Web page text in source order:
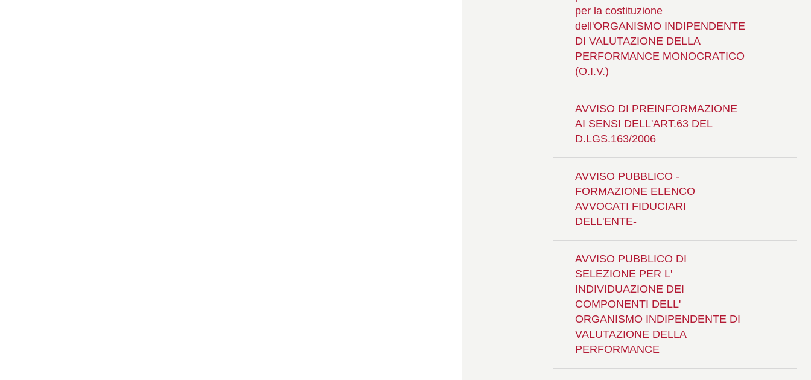
per la costituzione
dell'ORGANISMO INDIPENDENTE
DI VALUTAZIONE DELLA
PERFORMANCE MONOCRATICO
(O.I.V.)
AVVISO DI PREINFORMAZIONE
AI SENSI DELL'ART.63 DEL
D.LGS.163/2006
AVVISO PUBBLICO -
FORMAZIONE ELENCO
AVVOCATI FIDUCIARI
DELL'ENTE-
AVVISO PUBBLICO DI
SELEZIONE PER L'
INDIVIDUAZIONE DEI
COMPONENTI DELL'
ORGANISMO INDIPENDENTE DI
VALUTAZIONE DELLA
PERFORMANCE